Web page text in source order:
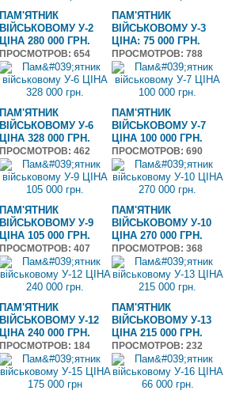
ПАМ'ЯТНИК
ВІЙСЬКОВОМУ У-2
ЦІНА 280 000 ГРН.
ПРОСМОТРОВ: 654
ПАМ'ЯТНИК
ВІЙСЬКОВОМУ У-3
ЦІНА: 75 000 ГРН.
ПРОСМОТРОВ: 788
ПАМ'ЯТНИК
ВІЙСЬКОВОМУ У-6
ЦІНА 328 000 ГРН.
ПРОСМОТРОВ: 462
ПАМ'ЯТНИК
ВІЙСЬКОВОМУ У-7
ЦІНА 100 000 ГРН.
ПРОСМОТРОВ: 690
ПАМ'ЯТНИК
ВІЙСЬКОВОМУ У-9
ЦІНА 105 000 ГРН.
ПРОСМОТРОВ: 407
ПАМ'ЯТНИК
ВІЙСЬКОВОМУ У-10
ЦІНА 270 000 ГРН.
ПРОСМОТРОВ: 368
ПАМ'ЯТНИК
ВІЙСЬКОВОМУ У-12
ЦІНА 240 000 ГРН.
ПРОСМОТРОВ: 184
ПАМ'ЯТНИК
ВІЙСЬКОВОМУ У-13
ЦІНА 215 000 ГРН.
ПРОСМОТРОВ: 232